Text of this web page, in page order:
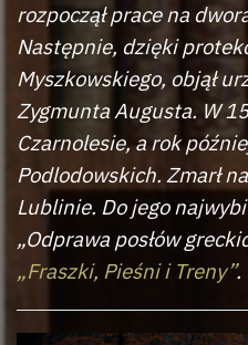
rozpoczął prace na
Następnie, dzięki
Myszkowskiego, objął
Zygmunta Augusta. W
Czarnolesie, a rok
Podlodowskich. Zmarł
Lublinie. Do jego
„Odprawa posłów
„Fraszki, Pieśni i Treny”.